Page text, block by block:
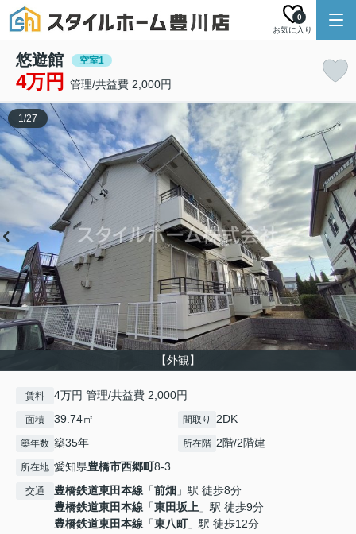
お気に入り
0
悠遊館 空室1
4万円 管理/共益費 2,000円
【外観】
1/27
賃料 4万円 管理/共益費 2,000円
面積 39.74㎡ 間取り 2DK
築年数 築35年 所在階 2階/2階建
所在地 愛知県豊橋市西郷町8-3
交通 豊橋鉄道東田本線 「前畑 」駅 徒歩8分
豊橋鉄道東田本線 「東田坂上 」駅 徒歩9分
豊橋鉄道東田本線 「東八町」駅 徒歩12分